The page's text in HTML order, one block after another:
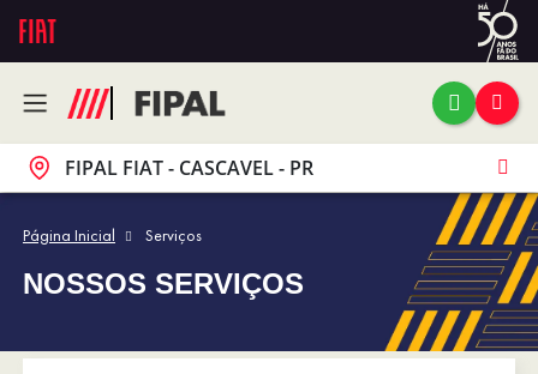
FIPAL FIAT - CASCAVEL - PR
Página Inicial Serviços
NOSSOS SERVIÇOS